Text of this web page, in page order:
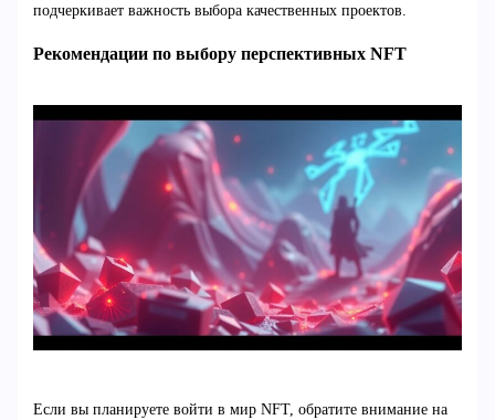
подчеркивает важность выбора качественных проектов.
Рекомендации по выбору перспективных NFT
Если вы планируете войти в мир NFT, обратите внимание на